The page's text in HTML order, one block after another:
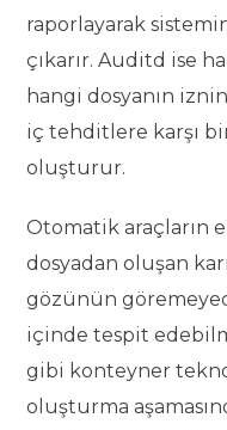
raporlayarak
çıkarır. Auditd ise
hangi dosyanın
iç tehditlere karşı
oluşturur.
Otomatik araçların
dosyadan oluşan
gözünün
içinde tespit
gibi konteyner
oluşturma